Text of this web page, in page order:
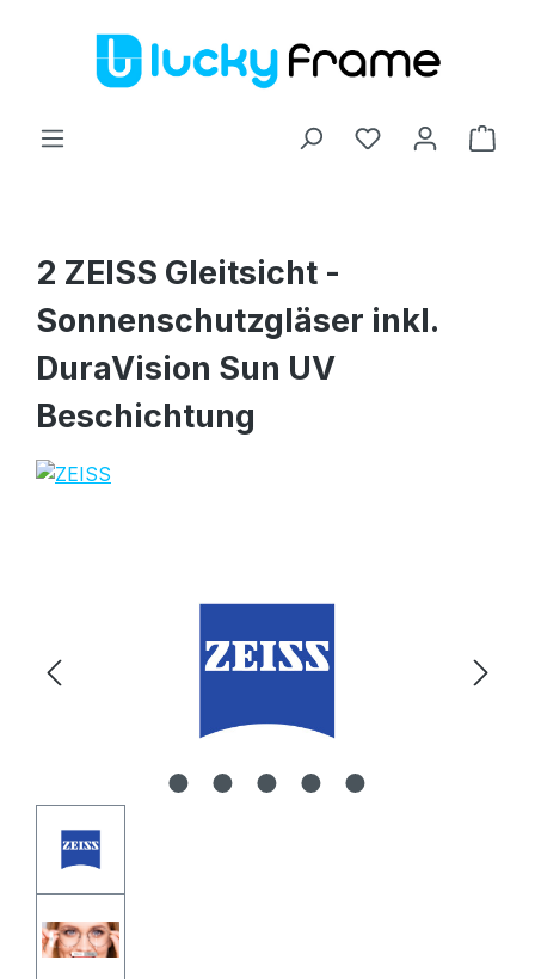
Zum Hauptinhalt springen
2 ZEISS Gleitsicht -
Sonnenschutzgläser inkl.
DuraVision Sun UV
Beschichtung